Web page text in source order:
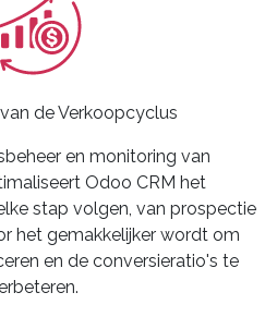
de Verkoopcyclus
en monitoring van
Odoo CRM het
stap volgen, van prospectie
het gemakkelijker wordt om
en de conversieratio's te